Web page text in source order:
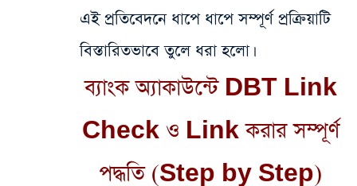
এই প্রতিবেদনে ধাপে ধাপে সম্পূর্ণ প্রক্রিয়াটি
বিস্তারিতভাবে তুলে ধরা হলো।
ব্যাংক অ্যাকাউন্টে DBT Link
Check ও Link করার সম্পূর্ণ
পদ্ধতি (Step by Step)